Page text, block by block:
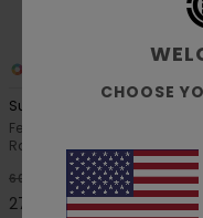
Sunrise Po Y
Felpa con cappuccio
Ragazzo 8-16
60,00 € 55%
27,00 €
CHOOSE